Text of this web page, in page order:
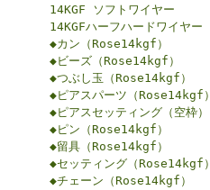
14KGF ソフトワイヤー
14KGFハーフハードワイヤー
◆カン（Rose14kgf）
◆ビーズ（Rose14kgf）
◆つぶし玉（Rose14kgf）
◆ピアスパーツ（Rose14kgf）
◆ピアスセッティング（空枠）
◆ピン（Rose14kgf）
◆留具（Rose14kgf）
◆セッティング（Rose14kgf）
◆チェーン（Rose14kgf）